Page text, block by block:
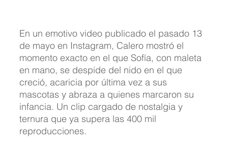
En un emotivo video publicado el pasado 13
de mayo en Instagram, Calero mostró el
momento exacto en el que Sofía, con maleta
en mano, se despide del nido en el que
creció, acaricia por última vez a sus
mascotas y abraza a quienes marcaron su
infancia. Un clip cargado de nostalgia y
ternura que ya supera las 400 mil
reproducciones.